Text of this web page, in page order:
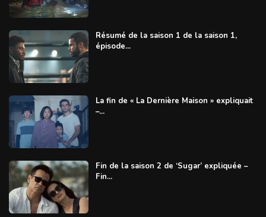
Résumé de la saison 1 de la saison 1,
épisode...
La fin de « La Dernière Maison » expliquait
–...
Fin de la saison 2 de ‘Sugar’ expliquée –
Fin...